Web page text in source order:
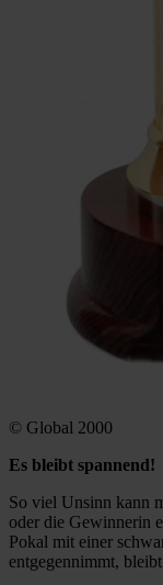
© Global 2000
Es bleibt spannend!
So viel Unsinn kann
oder die Gewinnerin
Pokal mit einer
entgegennimmt,